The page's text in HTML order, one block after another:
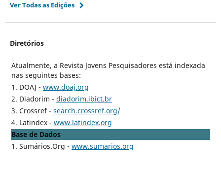
Ver Todas as Edições
Diretórios
Atualmente, a Revista Jovens Pesquisadores está indexada
nas seguintes bases:
1. DOAJ - www.doaj.org
2. Diadorim - diadorim.ibict.br
3. Crossref - search.crossref.org/
4. Latindex - www.latindex.org
Base de Dados
1. Sumários.Org - www.sumarios.org